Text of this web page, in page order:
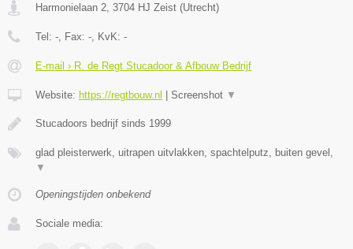
Harmonielaan 2, 3704 HJ Zeist (Utrecht)
Tel: -, Fax: -, KvK: -
E-mail › R. de Regt Stucadoor & Afbouw Bedrijf
Website: https://regtbouw.nl Screenshot ▼
Stucadoors bedrijf sinds 1999
glad pleisterwerk, uitrapen uitvlakken, spachtelputz, buiten gevel,
▼
Openingstijden onbekend
Sociale media: